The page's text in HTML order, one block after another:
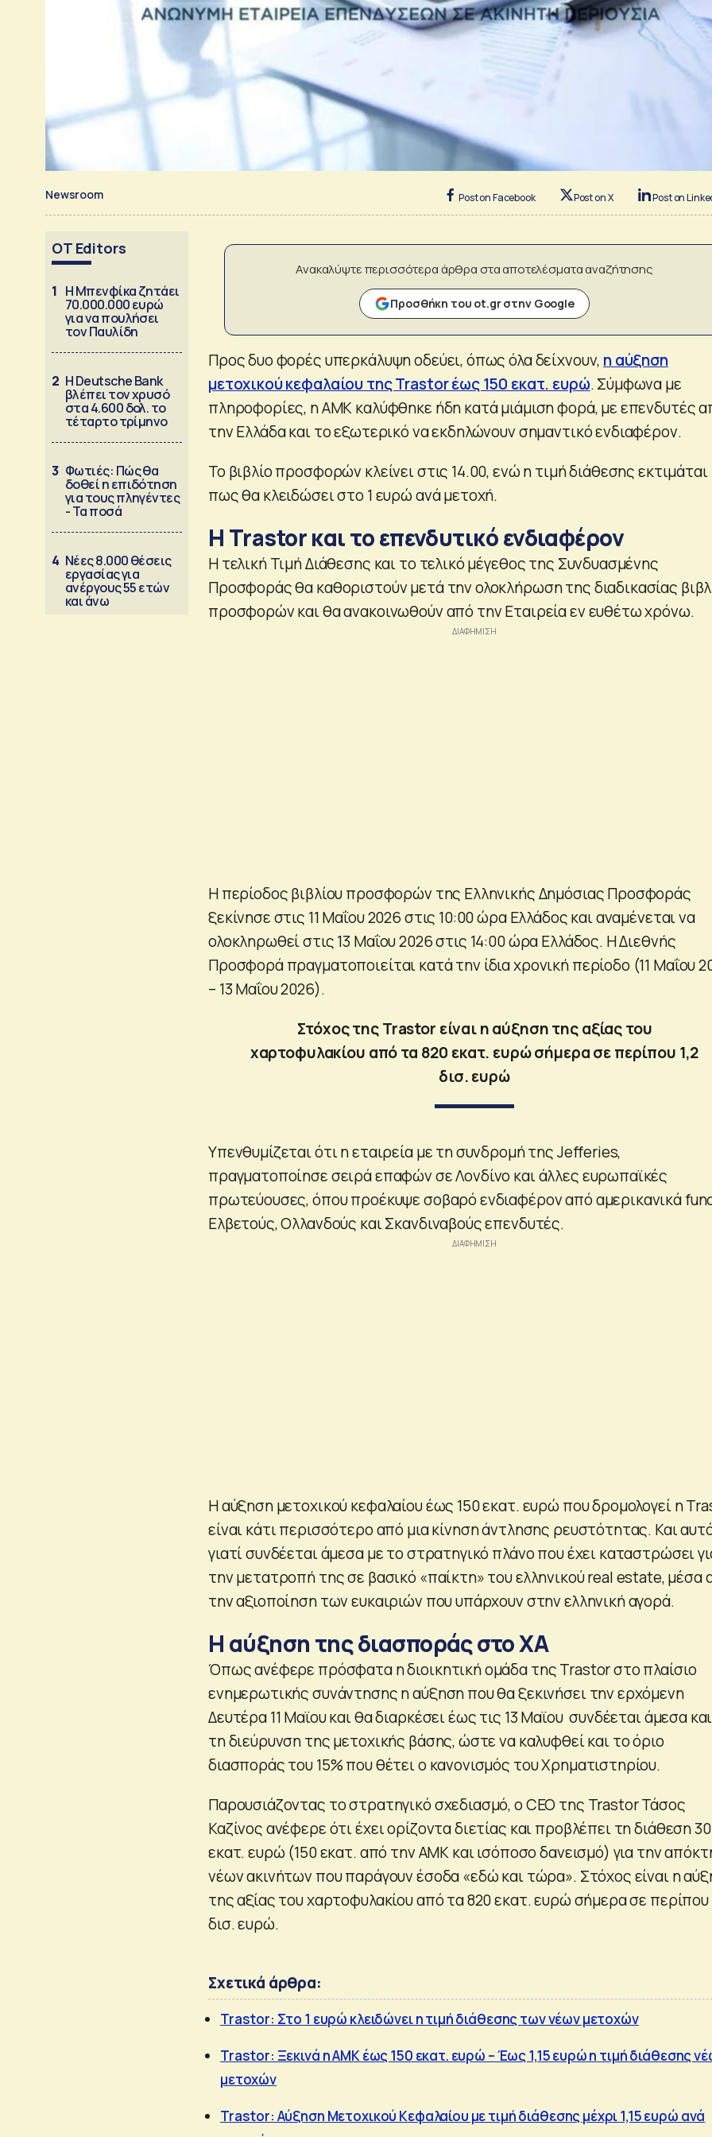
Newsroom Post on Facebook Post on X Post on
OT Editors
1 Η Μπενφίκα ζητάει
70.000.000 ευρώ
για να πουλήσει
τον Παυλίδη
2 Η Deutsche Bank
βλέπει τον χρυσό
στα 4.600 δολ. το
τέταρτο τρίμηνο
3 Φωτιές: Πώς θα
δοθεί η επιδότηση
για τους πληγέντες
- Τα ποσά
4 Νέες 8.000 θέσεις
εργασίας για
ανέργους 55 ετών
και άνω
Ανακαλύψτε περισσότερα άρθρα στα αποτελέσματα αναζήτησης
Προσθήκη του ot.gr στην Google
Προς δυο φορές υπερκάλυψη οδεύει, όπως όλα δείχνουν, η αύξηση
μετοχικού κεφαλαίου της Trastor έως 150 εκατ. ευρώ. Σύμφωνα με
πληροφορίες, η ΑΜΚ καλύφθηκε ήδη κατά μιάμιση φορά, με επενδυτές
την Ελλάδα και το εξωτερικό να εκδηλώνουν σημαντικό ενδιαφέρον.
Το βιβλίο προσφορών κλείνει στις 14.00, ενώ η τιμή διάθεσης εκτιμάται
πως θα κλειδώσει στο 1 ευρώ ανά μετοχή.
Η Trastor και το επενδυτικό ενδιαφέρον
H τελική Τιμή Διάθεσης και το τελικό μέγεθος της Συνδυασμένης
Προσφοράς θα καθοριστούν μετά την ολοκλήρωση της διαδικασίας
προσφορών και θα ανακοινωθούν από την Εταιρεία εν ευθέτω χρόνω.
Η περίοδος βιβλίου προσφορών της Ελληνικής Δημόσιας Προσφοράς
ξεκίνησε στις 11 Μαΐου 2026 στις 10:00 ώρα Ελλάδος και αναμένεται να
ολοκληρωθεί στις 13 Μαΐου 2026 στις 14:00 ώρα Ελλάδος. Η Διεθνής
Προσφορά πραγματοποιείται κατά την ίδια χρονική περίοδο (11 Μαΐου
– 13 Μαΐου 2026).
Στόχος της Trastor είναι η αύξηση της αξίας του
χαρτοφυλακίου από τα 820 εκατ. ευρώ σήμερα σε περίπου 1,2
δισ. ευρώ
Υπενθυμίζεται ότι η εταιρεία με τη συνδρομή της Jefferies,
πραγματοποίησε σειρά επαφών σε Λονδίνο και άλλες ευρωπαϊκές
πρωτεύουσες, όπου προέκυψε σοβαρό ενδιαφέρον από αμερικανικά
Ελβετούς, Ολλανδούς και Σκανδιναβούς επενδυτές.
Η αύξηση μετοχικού κεφαλαίου έως 150 εκατ. ευρώ που δρομολογεί η
είναι κάτι περισσότερο από μια κίνηση άντλησης ρευστότητας. Και
γιατί συνδέεται άμεσα με το στρατηγικό πλάνο που έχει καταστρώσει
την μετατροπή της σε βασικό «παίκτη» του ελληνικού real estate, μέσα
την αξιοποίηση των ευκαιριών που υπάρχουν στην ελληνική αγορά.
Η αύξηση της διασποράς στο ΧΑ
Όπως ανέφερε πρόσφατα η διοικητική ομάδα της Trastor στο πλαίσιο
ενημερωτικής συνάντησης η αύξηση που θα ξεκινήσει την ερχόμενη
Δευτέρα 11 Μαϊου και θα διαρκέσει έως τις 13 Μαϊου συνδέεται άμεσα
τη διεύρυνση της μετοχικής βάσης, ώστε να καλυφθεί και το όριο
διασποράς του 15% που θέτει ο κανονισμός του Χρηματιστηρίου.
Παρουσιάζοντας το στρατηγικό σχεδιασμό, ο CEO της Trastor Τάσος
Καζίνος ανέφερε ότι έχει ορίζοντα διετίας και προβλέπει τη διάθεση
εκατ. ευρώ (150 εκατ. από την ΑΜΚ και ισόποσο δανεισμό) για την
νέων ακινήτων που παράγουν έσοδα «εδώ και τώρα». Στόχος είναι η
της αξίας του χαρτοφυλακίου από τα 820 εκατ. ευρώ σήμερα σε περίπου
δισ. ευρώ.
Σχετικά άρθρα:
Trastor: Στο 1 ευρώ κλειδώνει η τιμή διάθεσης των νέων μετοχών
Trastor: Ξεκινά η ΑΜΚ έως 150 εκατ. ευρώ – Έως 1,15 ευρώ η τιμή διάθεσης
μετοχών
Trastor: Αύξηση Μετοχικού Κεφαλαίου με τιμή διάθεσης μέχρι 1,15 ευρώ ανά